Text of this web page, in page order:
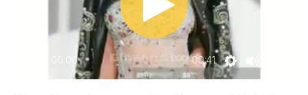
00:00 00:41